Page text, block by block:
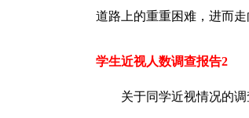
道路上的重重困难，进而走
学生近视人数调查报告2
关于同学近视情况的